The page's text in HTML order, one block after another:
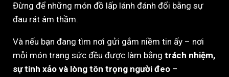
Đừng để những món đồ lấp lánh đánh đổi bằng sự
đau rát âm thầm.
Và nếu bạn đang tìm nơi gửi gắm niềm tin ấy – nơi
mỗi món trang sức đều được làm bằng trách nhiệm,
sự tinh xảo và lòng tôn trọng người đeo –